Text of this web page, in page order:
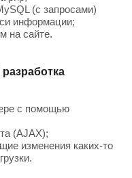
php;
(с запросами)
информации;
с помощью
(AJAX);
изменения каких-то